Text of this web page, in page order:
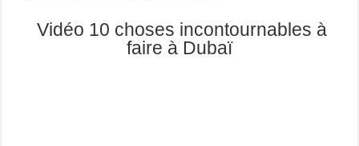
Vidéo 10 choses incontournables à
faire à Dubaï